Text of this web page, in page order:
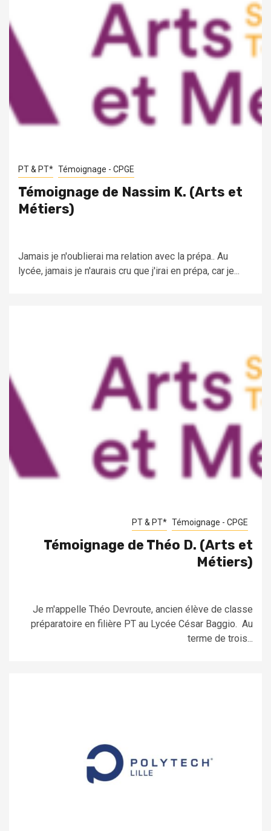
PT & PT* Témoignage - CPGE
Témoignage de Nassim K. (Arts et
Métiers)
Jamais je n'oublierai ma relation avec la prépa.. Au
lycée, jamais je n'aurais cru que j'irai en prépa, car je...
PT & PT* Témoignage - CPGE
Témoignage de Théo D. (Arts et
Métiers)
Je m'appelle Théo Devroute, ancien élève de classe
préparatoire en filière PT au Lycée César Baggio. Au
terme de trois...